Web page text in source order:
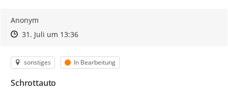
Anonym
Zeitpunkt des Erstellens
Zeitpunkt des Erstellens
31. Juli um 13:36Zur Äußerung
Kategorie
sonstiges Status
In Bearbeitung
Schrottauto